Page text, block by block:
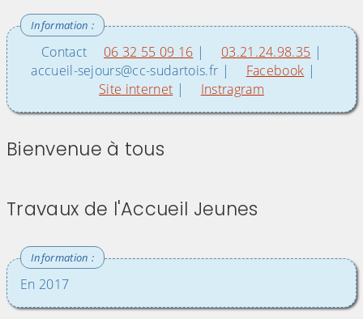
Contact 06 32 55 09 16 | 03.21.24.98.35 |
accueil-sejours@cc-sudartois.fr |
Facebook |
Site internet | Instragram
Bienvenue à tous
Travaux de l'Accueil Jeunes
En 2017